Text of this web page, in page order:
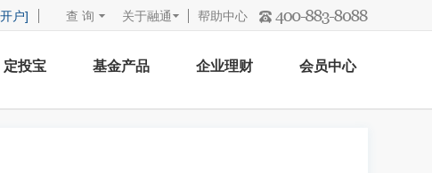
户] 查 询 关于融通 帮助中心
定投宝 基金产品 企业理财 会员中心